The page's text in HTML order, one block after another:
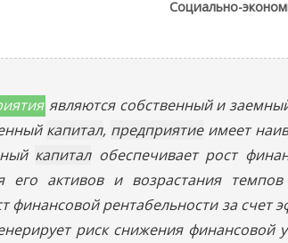
Социально-
являются собственный и
капитал, предприятиеимеет
капиталобеспечивает рост
активов и возрастания
финансовой рентабельности за счет
риск снижения финансовой